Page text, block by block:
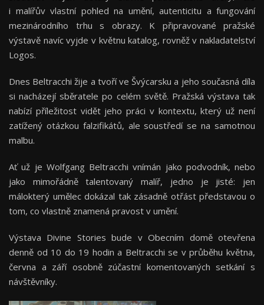
i malířův vlastní pohled na umění, autenticitu a fungování
mezinárodního trhu s obrazy. K připravované pražské
výstavě navíc vyjde v květnu katalog, rovněž v nakladatelství
Logos.
Dnes Beltracchi žije a tvoří ve Švýcarsku a jeho současná díla
si nacházejí sběratele po celém světě. Pražská výstava tak
nabízí příležitost vidět jeho práci v kontextu, který už není
zatížený otázkou falzifikátů, ale soustředí se na samotnou
malbu.
Ať už je Wolfgang Beltracchi vnímán jako podvodník, nebo
jako mimořádně talentovaný malíř, jedno je jisté: jen
málokterý umělec dokázal tak zásadně otřást představou o
tom, co vlastně znamená pravost v umění.
Výstava Divine Stories bude v Obecním domě otevřena
denně od 10 do 19 hodin a Beltracchi se v průběhu května,
června a září osobně zúčastní komentovaných setkání s
návštěvníky.